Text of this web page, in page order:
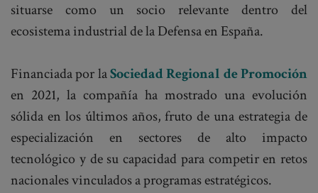
situarse como un socio relevante dentro del
ecosistema industrial de la Defensa en España.
Financiada por laSociedad Regional de Promoción
en 2021, la compañía ha mostrado una evolución
sólida en los últimos años, fruto de una estrategia de
especialización en sectores de alto impacto
tecnológico y de su capacidad para competir en retos
nacionales vinculados a programas estratégicos.